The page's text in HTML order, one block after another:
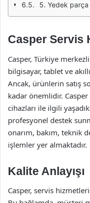
5. Yedek parça
Casper Servis
Casper, Türkiye
bilgisayar, tablet ve
Ancak, ürünlerin satış
kadar önemlidir. Casper
cihazları ile ilgili
profesyonel destek
onarım, bakım, teknik
işlemler yer almaktadır.
Kalite Anlayışı
Casper, servis